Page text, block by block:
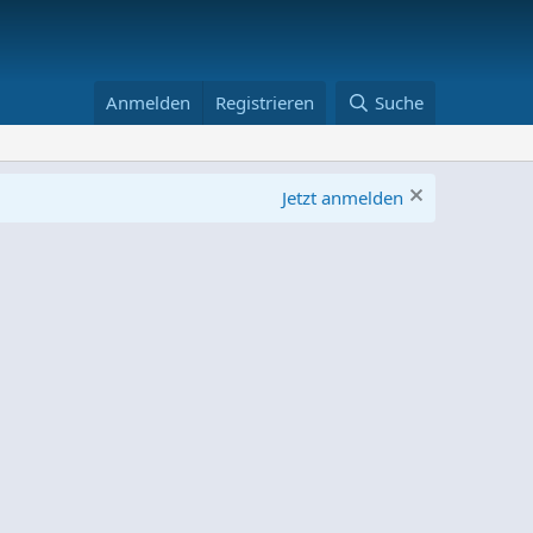
Anmelden Registrieren Suche
Jetzt anmelden